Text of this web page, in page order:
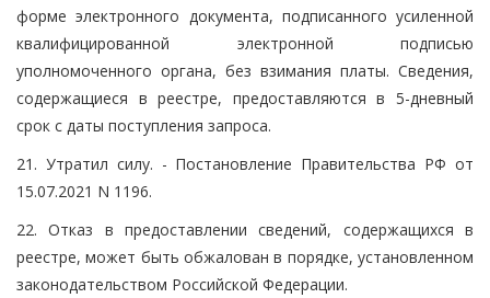
форме электронного документа, подписанного усиленной
квалифицированной электронной подписью
уполномоченного органа, без взимания платы. Сведения,
содержащиеся в реестре, предоставляются в 5-дневный
срок с даты поступления запроса.
21. Утратил силу. - Постановление Правительства РФ от
15.07.2021 N 1196.
22. Отказ в предоставлении сведений, содержащихся в
реестре, может быть обжалован в порядке, установленном
законодательством Российской Федерации.